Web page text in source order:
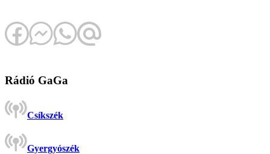
Rádió GaGa
Csíkszék
Gyergyószék